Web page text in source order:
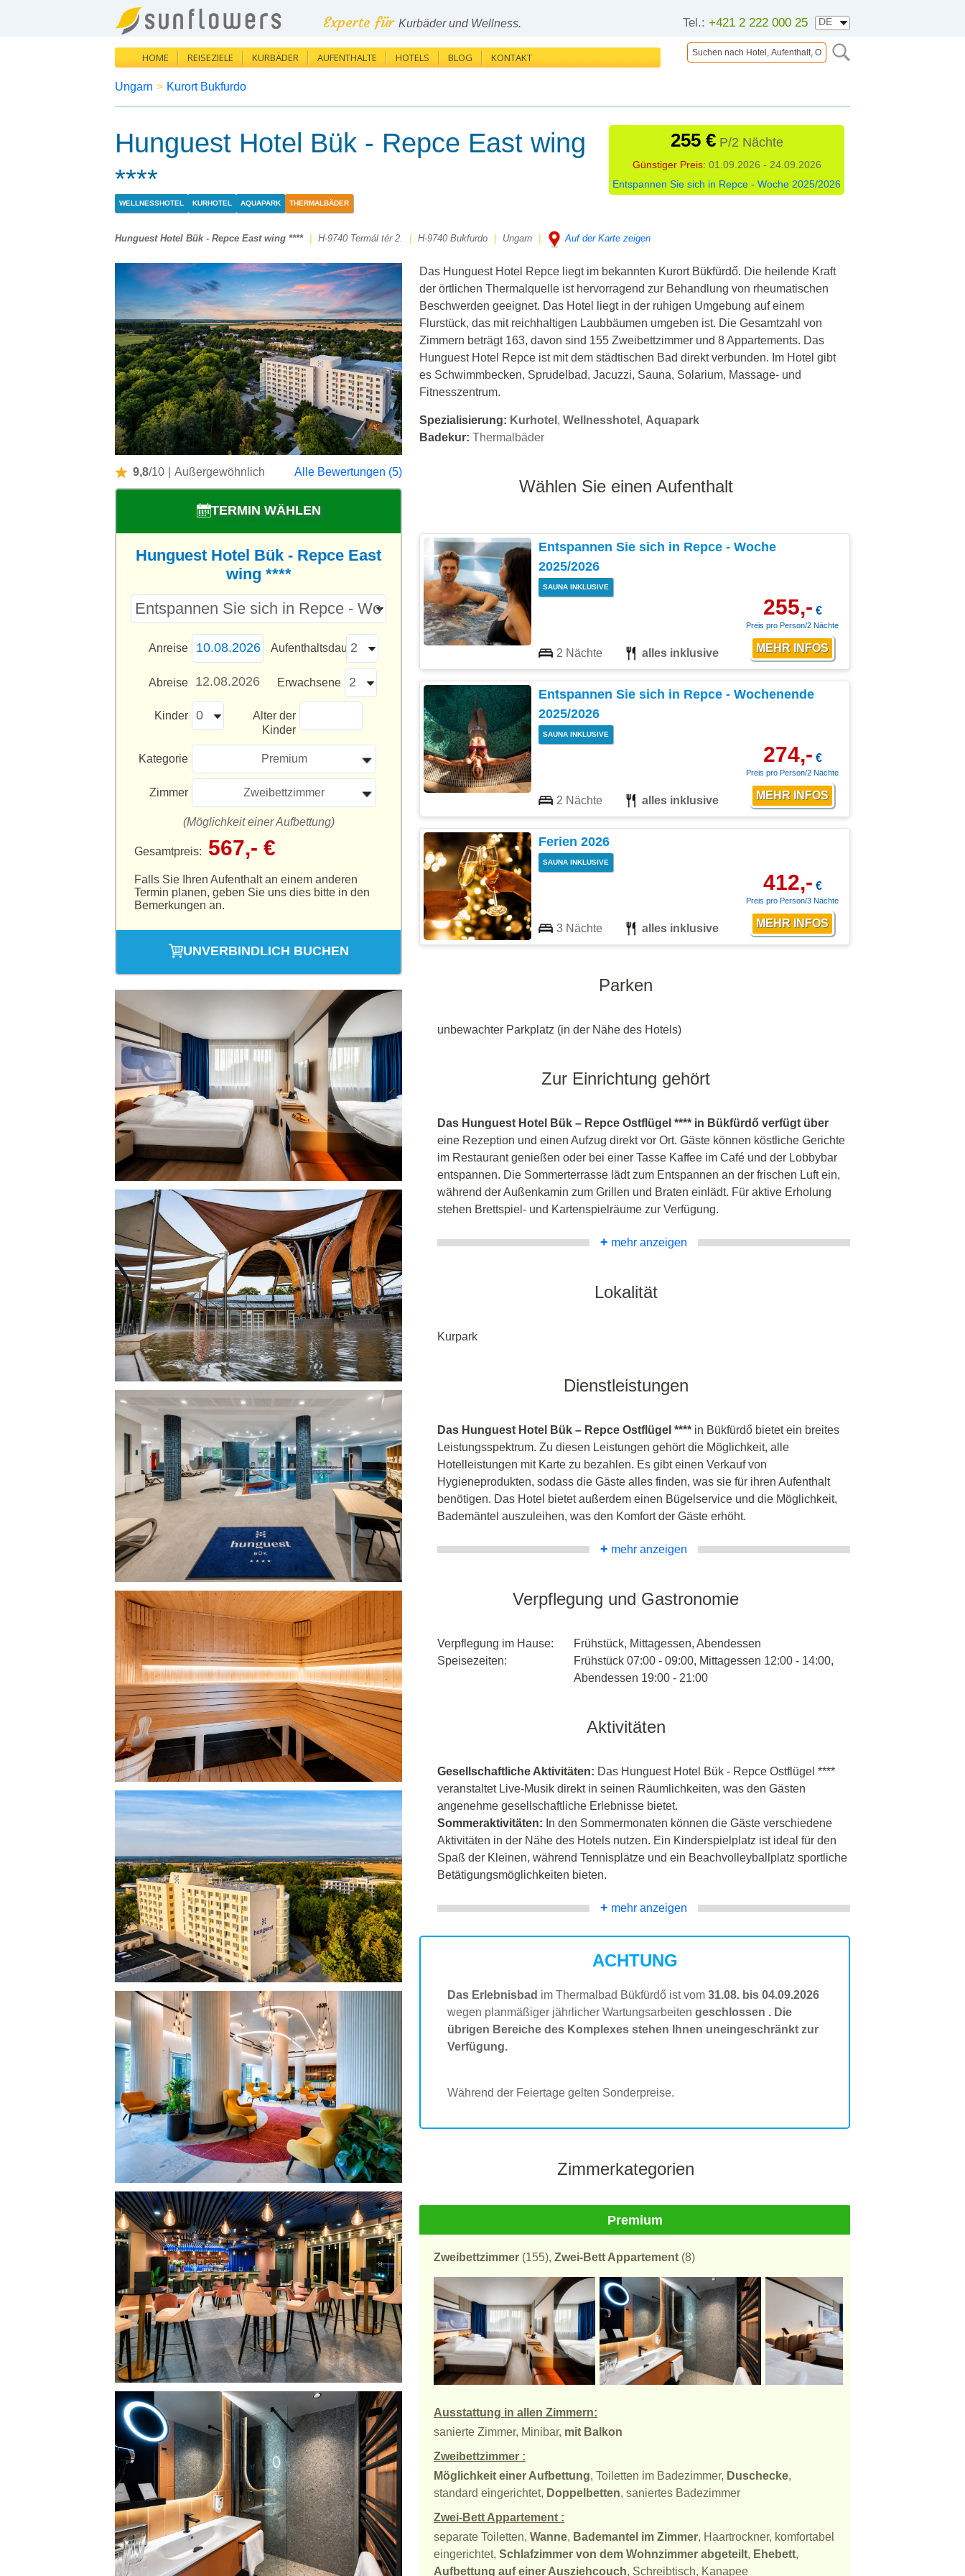
Tel.: +421 2 222 000 25
Experte für Kurbäder und Wellness.
HOME REISEZIELE KURBÄDER AUFENTHALTE HOTELS BLOG KONTAKT
Ungarn > Kurort Bukfurdo
Hunguest Hotel Bük - Repce East wing
****
WELLNESSHOTEL KURHOTEL AQUAPARK THERMALBÄDER
255 €P/2 Nächte
Günstiger Preis: 01.09.2026 - 24.09.2026
Entspannen Sie sich in Repce - Woche 2025/2026
Hunguest Hotel Bük - Repce East wing **** H-9740 Termál tér 2. H-9740 Bukfurdo Ungarn Auf der Karte zeigen
9,8/10 Außergewöhnlich Alle Bewertungen (5)
TERMIN WÄHLEN
Hunguest Hotel Bük - Repce East
wing ****
Anreise Aufenthaltsdauer
Abreise Erwachsene
Kinder
Alter der
Kinder
Kategorie Premium
Zimmer Zweibettzimmer
(Möglichkeit einer Aufbettung)
Gesamtpreis: 567,- €
Falls Sie Ihren Aufenthalt an einem anderen
Termin planen, geben Sie uns dies bitte in den
Bemerkungen an.
UNVERBINDLICH BUCHEN
Das Hunguest Hotel Repce liegt im bekannten Kurort Bükfürdő. Die heilende Kraft
der örtlichen Thermalquelle ist hervorragend zur Behandlung von rheumatischen
Beschwerden geeignet. Das Hotel liegt in der ruhigen Umgebung auf einem
Flurstück, das mit reichhaltigen Laubbäumen umgeben ist. Die Gesamtzahl von
Zimmern beträgt 163, davon sind 155 Zweibettzimmer und 8 Appartements. Das
Hunguest Hotel Repce ist mit dem städtischen Bad direkt verbunden. Im Hotel gibt
es Schwimmbecken, Sprudelbad, Jacuzzi, Sauna, Solarium, Massage- und
Fitnesszentrum.
Spezialisierung: Kurhotel , Wellnesshotel , Aquapark
Badekur: Thermalbäder
Wählen Sie einen Aufenthalt
Entspannen Sie sich in Repce - Woche
2025/2026
SAUNA INKLUSIVE
2 Nächte alles inklusive
255,- €
Preis pro Person/2 Nächte
Entspannen Sie sich in Repce - Wochenende
2025/2026
SAUNA INKLUSIVE
2 Nächte alles inklusive
274,- €
Preis pro Person/2 Nächte
Ferien 2026
SAUNA INKLUSIVE
3 Nächte alles inklusive
412,- €
Preis pro Person/3 Nächte
Parken
unbewachter Parkplatz (in der Nähe des Hotels)
Zur Einrichtung gehört
Das Hunguest Hotel Bük – Repce Ostflügel **** in Bükfürdő verfügt über
eine Rezeption und einen Aufzug direkt vor Ort. Gäste können köstliche Gerichte
im Restaurant genießen oder bei einer Tasse Kaffee im Café und der Lobbybar
entspannen. Die Sommerterrasse lädt zum Entspannen an der frischen Luft ein,
während der Außenkamin zum Grillen und Braten einlädt. Für aktive Erholung
stehen Brettspiel- und Kartenspielräume zur Verfügung.
+ mehr anzeigen
Lokalität
Kurpark
Dienstleistungen
Das Hunguest Hotel Bük – Repce Ostflügel **** in Bükfürdő bietet ein breites
Leistungsspektrum. Zu diesen Leistungen gehört die Möglichkeit, alle
Hotelleistungen mit Karte zu bezahlen. Es gibt einen Verkauf von
Hygieneprodukten, sodass die Gäste alles finden, was sie für ihren Aufenthalt
benötigen. Das Hotel bietet außerdem einen Bügelservice und die Möglichkeit,
Bademäntel auszuleihen, was den Komfort der Gäste erhöht.
+ mehr anzeigen
Verpflegung und Gastronomie
Verpflegung im Hause:
Frühstück, Mittagessen, Abendessen
Speisezeiten:
Frühstück 07:00 - 09:00, Mittagessen 12:00 - 14:00,
Abendessen 19:00 - 21:00
Aktivitäten
Gesellschaftliche Aktivitäten: Das Hunguest Hotel Bük - Repce Ostflügel ****
veranstaltet Live-Musik direkt in seinen Räumlichkeiten, was den Gästen
angenehme gesellschaftliche Erlebnisse bietet.
Sommeraktivitäten: In den Sommermonaten können die Gäste verschiedene
Aktivitäten in der Nähe des Hotels nutzen. Ein Kinderspielplatz ist ideal für den
Spaß der Kleinen, während Tennisplätze und ein Beachvolleyballplatz sportliche
Betätigungsmöglichkeiten bieten.
+ mehr anzeigen
ACHTUNG
Das Erlebnisbad im Thermalbad Bükfürdő ist vom 31.08. bis 04.09.2026
wegen planmäßiger jährlicher Wartungsarbeiten geschlossen . Die
übrigen Bereiche des Komplexes stehen Ihnen uneingeschränkt zur
Verfügung.
Während der Feiertage gelten Sonderpreise.
Zimmerkategorien
Premium
Zweibettzimmer (155), Zwei-Bett Appartement (8)
Ausstattung in allen Zimmern:
sanierte Zimmer, Minibar, mit Balkon
Zweibettzimmer :
Möglichkeit einer Aufbettung, Toiletten im Badezimmer, Duschecke,
standard eingerichtet, Doppelbetten, saniertes Badezimmer
Zwei-Bett Appartement :
separate Toiletten, Wanne, Bademantel im Zimmer, Haartrockner, komfortabel
eingerichtet, Schlafzimmer von dem Wohnzimmer abgeteilt, Ehebett,
Aufbettung auf einer Ausziehcouch, Schreibtisch, Kanapee